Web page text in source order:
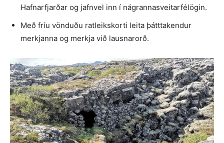
Hafnarfjarðar og jafnvel inn í nágrannasveitarfélögin.
Með fríu vönduðu ratleikskorti leita þátttakendur
merkjanna og merkja við lausnarorð.